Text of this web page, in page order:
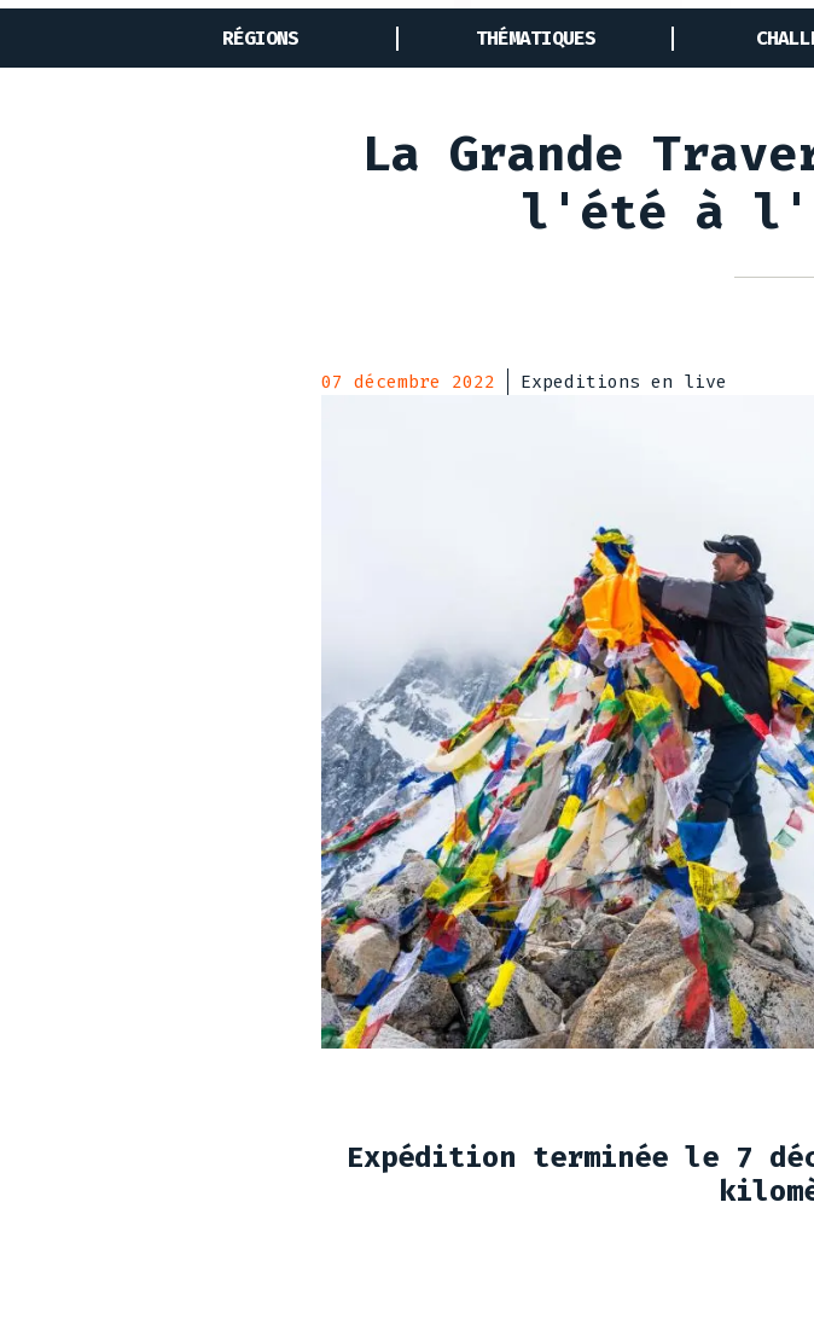
RÉGIONS THÉMATIQUES
La Grande
l'été à
07 décembre 2022 Expeditions en live
Expédition terminée le 7